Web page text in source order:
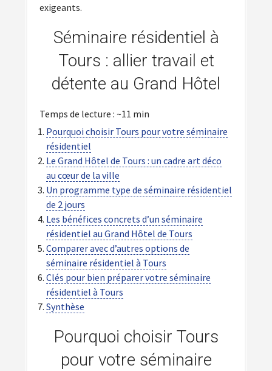
exigeants.
Séminaire résidentiel à
Tours : allier travail et
détente au Grand Hôtel
Temps de lecture : ~11 min
Pourquoi choisir Tours pour votre séminaire
résidentiel
Le Grand Hôtel de Tours : un cadre art déco
au cœur de la ville
Un programme type de séminaire résidentiel
de 2 jours
Les bénéfices concrets d’un séminaire
résidentiel au Grand Hôtel de Tours
Comparer avec d’autres options de
séminaire résidentiel à Tours
Clés pour bien préparer votre séminaire
résidentiel à Tours
Synthèse
Pourquoi choisir Tours
pour votre séminaire